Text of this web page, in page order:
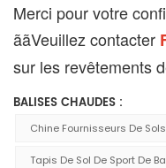
Merci pour votre
ããVeuillez contacter
sur les revêtements
BALISES CHAUDES :
Chine Fournisseurs De
Tapis De Sol De Sport De